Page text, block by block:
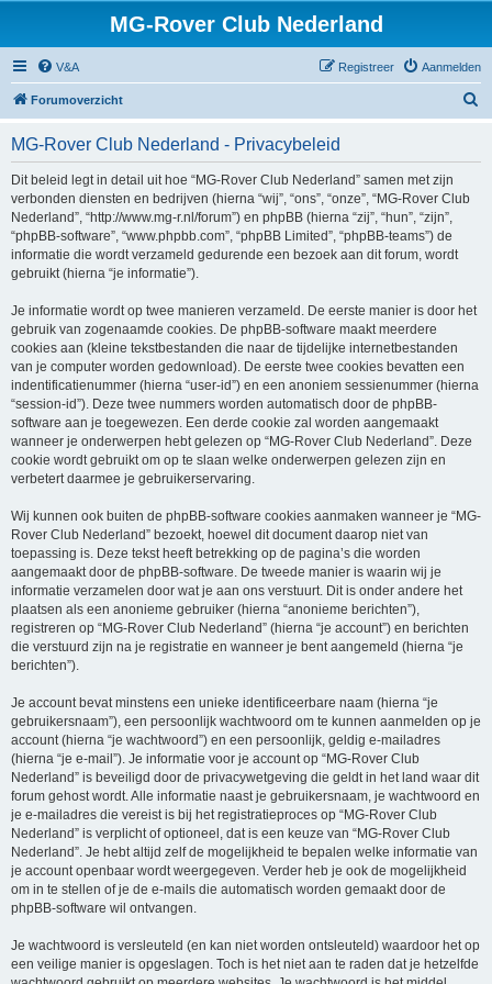
MG-Rover Club Nederland
V&A Aanmelden
Registreer
Forumoverzicht
MG-Rover Club Nederland - Privacybeleid
Dit beleid legt in detail uit hoe “MG-Rover Club Nederland” samen met zijn
verbonden diensten en bedrijven (hierna “wij”, “ons”, “onze”, “MG-Rover Club
Nederland”, “http://www.mg-r.nl/forum”) en phpBB (hierna “zij”, “hun”, “zijn”,
“phpBB-software”, “www.phpbb.com”, “phpBB Limited”, “phpBB-teams”) de
informatie die wordt verzameld gedurende een bezoek aan dit forum, wordt
gebruikt (hierna “je informatie”).
Je informatie wordt op twee manieren verzameld. De eerste manier is door het
gebruik van zogenaamde cookies. De phpBB-software maakt meerdere
cookies aan (kleine tekstbestanden die naar de tijdelijke internetbestanden
van je computer worden gedownload). De eerste twee cookies bevatten een
indentificatienummer (hierna “user-id”) en een anoniem sessienummer (hierna
“session-id”). Deze twee nummers worden automatisch door de phpBB-
software aan je toegewezen. Een derde cookie zal worden aangemaakt
wanneer je onderwerpen hebt gelezen op “MG-Rover Club Nederland”. Deze
cookie wordt gebruikt om op te slaan welke onderwerpen gelezen zijn en
verbetert daarmee je gebruikerservaring.
Wij kunnen ook buiten de phpBB-software cookies aanmaken wanneer je “MG-
Rover Club Nederland” bezoekt, hoewel dit document daarop niet van
toepassing is. Deze tekst heeft betrekking op de pagina’s die worden
aangemaakt door de phpBB-software. De tweede manier is waarin wij je
informatie verzamelen door wat je aan ons verstuurt. Dit is onder andere het
plaatsen als een anonieme gebruiker (hierna “anonieme berichten”),
registreren op “MG-Rover Club Nederland” (hierna “je account”) en berichten
die verstuurd zijn na je registratie en wanneer je bent aangemeld (hierna “je
berichten”).
Je account bevat minstens een unieke identificeerbare naam (hierna “je
gebruikersnaam”), een persoonlijk wachtwoord om te kunnen aanmelden op je
account (hierna “je wachtwoord”) en een persoonlijk, geldig e-mailadres
(hierna “je e-mail”). Je informatie voor je account op “MG-Rover Club
Nederland” is beveiligd door de privacywetgeving die geldt in het land waar dit
forum gehost wordt. Alle informatie naast je gebruikersnaam, je wachtwoord en
je e-mailadres die vereist is bij het registratieproces op “MG-Rover Club
Nederland” is verplicht of optioneel, dat is een keuze van “MG-Rover Club
Nederland”. Je hebt altijd zelf de mogelijkheid te bepalen welke informatie van
je account openbaar wordt weergegeven. Verder heb je ook de mogelijkheid
om in te stellen of je de e-mails die automatisch worden gemaakt door de
phpBB-software wil ontvangen.
Je wachtwoord is versleuteld (en kan niet worden ontsleuteld) waardoor het op
een veilige manier is opgeslagen. Toch is het niet aan te raden dat je hetzelfde